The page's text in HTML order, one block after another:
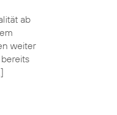
ab
weiter